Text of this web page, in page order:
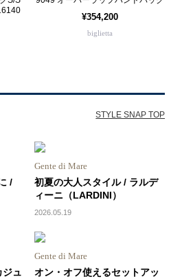
¥354,200
biglietta
STYLE SNAP TOP
/
Gente di Mare
初夏の大人スタイル / ラルデ
ィーニ（LARDINI）
2026.05.19
ジュ
Gente di Mare
オン・オフ使えるセットアッ